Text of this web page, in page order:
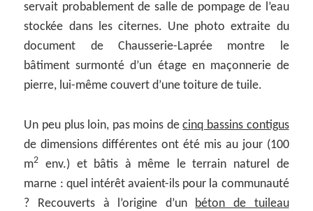
servait probablement de salle de pompage de l’eau
stockée dans les citernes. Une photo extraite du
document de Chausserie-Laprée montre le
bâtiment surmonté d’un étage en maçonnerie de
pierre, lui-même couvert d’une toiture de tuile.
Un peu plus loin, pas moins decinq bassins contigus
de dimensions différentes ont été mis au jour (100
m2
env.) et bâtis à même le terrain naturel de
marne : quel intérêt avaient-ils pour la communauté
? Recouverts à l’origine d’un béton de tuileau